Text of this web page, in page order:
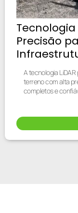
Precisão
A tecnologia
terreno com alta
completos e